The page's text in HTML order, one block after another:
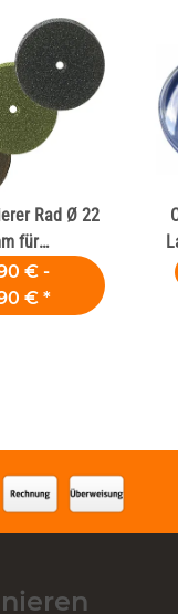
Rad Ø 22
für
€ -
€ *